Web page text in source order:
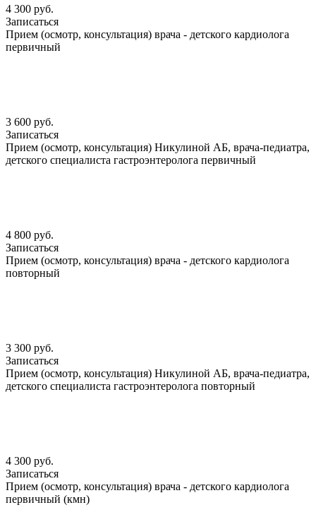
4 300 руб.
Записаться
Прием (осмотр, консультация) врача - детского кардиолога
первичный
3 600 руб.
Записаться
Прием (осмотр, консультация) Никулиной АБ, врача-педиатра,
детского специалиста гастроэнтеролога первичный
4 800 руб.
Записаться
Прием (осмотр, консультация) врача - детского кардиолога
повторный
3 300 руб.
Записаться
Прием (осмотр, консультация) Никулиной АБ, врача-педиатра,
детского специалиста гастроэнтеролога повторный
4 300 руб.
Записаться
Прием (осмотр, консультация) врача - детского кардиолога
первичный (кмн)